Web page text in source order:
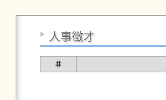
人事徵才
＃